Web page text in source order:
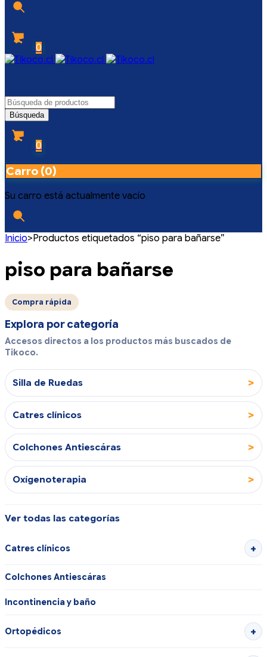
0
0
Carro (0)
Su carro está actualmente vacío
Inicio>Productos etiquetados “piso para bañarse”
piso para bañarse
Compra rápida
Explora por categoría
Accesos directos a los productos más buscados de
Tikoco.
Silla de Ruedas >
Catres clínicos >
Colchones Antiescáras >
Oxígenoterapia >
Ver todas las categorías
Catres clínicos
Colchones Antiescáras
Incontinencia y baño
Ortopédicos